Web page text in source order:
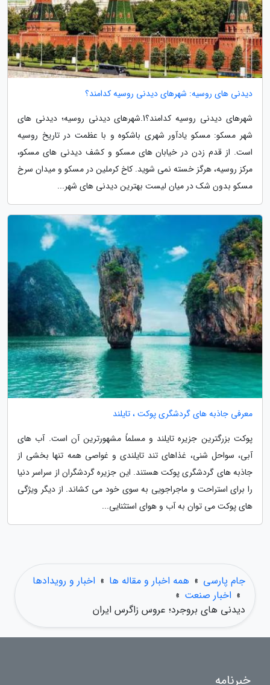
دیدنی های روسیه: شهرهای دیدنی روسیه کدامند؟
شهرهای دیدنی روسیه کدامند؟1.شهرهای دیدنی روسیه؛ دیدنی های
شهر مسکو: مسکو یادآور شهری باشکوه و با عظمت در تاریخ روسیه
است. از قدم زدن در خیابان های مسکو و کشف دیدنی های مسکو،
مرکز روسیه، هرگز خسته نمی شوید. کاخ کرملین در مسکو و میدان سرخ
مسکو بدون شک در میان لیست بهترین دیدنی های شهر...
معرفی جاذبه های گردشگری پوکت ، تایلند
پوکت بزرگترین جزیره تایلند و مسلماً مشهورترین آن است. آب های
آبی، سواحل شنی، غذاهای تند تایلندی و غواصی همه تنها بخشی از
جاذبه های گردشگری پوکت هستند. این جزیره گردشگران از سراسر دنیا
را برای استراحت و ماجراجویی به سوی خود می کشاند. از دیگر ویژگی
های پوکت می توان به آب و هوای استثنایی...
جام پارسی » همه اخبار و مقاله ها » اخبار و رویدادها
» اخبار صنعت »
دیدنی های بروجرد؛ عروس زاگرس ایران
خبرنامه